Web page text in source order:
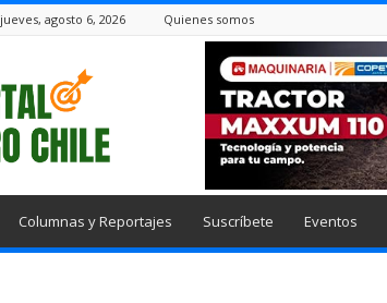
jueves, agosto 6, 2026 Quienes somos
Columnas y Reportajes Suscríbete Eventos